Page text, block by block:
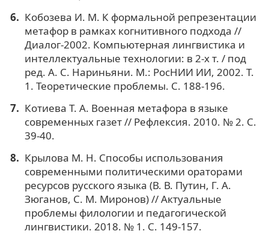
Кобозева И. М. К формальной репрезентации
метафор в рамках когнитивного подхода //
Диалог-2002. Компьютерная лингвистика и
интеллектуальные технологии: в 2-х т. / под
ред. А. С. Нариньяни. М.: РосНИИ ИИ, 2002. Т.
1. Теоретические проблемы. С. 188-196.
Котиева Т. А. Военная метафора в языке
современных газет // Рефлексия. 2010. № 2. С.
39-40.
Крылова М. Н. Способы использования
современными политическими ораторами
ресурсов русского языка (В. В. Путин, Г. А.
Зюганов, С. М. Миронов) // Актуальные
проблемы филологии и педагогической
лингвистики. 2018. № 1. С. 149-157.